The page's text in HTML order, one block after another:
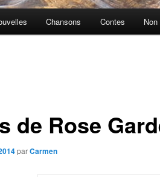
Chansons Contes
de Rose
parCarmen